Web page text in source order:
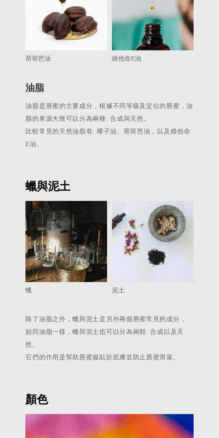
荷荷芭油 維他命E油
油脂
油脂是唇蜜的主要成分，根據不同等級及定位的唇蜜，油
脂的來源大致可以分為兩種: 合成與天然。
比較常見的天然油脂有: 椰子油、荷荷芭油，以及維他命
E油。
蠟與泥土
蠟 泥土
除了油脂之外，蠟與泥土是另外兩個唇蜜常見的成分，
如同油脂一樣，蠟與泥土也可以分為兩類: 合成以及天
然。
它們的作用是幫助唇蜜服貼於肌膚並防止唇蜜滑落。
顏色